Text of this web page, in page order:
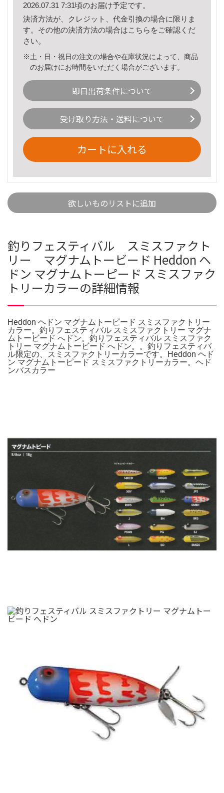
2026.07.31 7:31頃のお届け予定です。
決済方法が、クレジット、代金引換の場合に限りま
す。その他の決済方法の場合はこちら をご確認くだ
さい。
※土・日・祝日の注文の場合や在庫状況によって、商品
のお届けにお時間をいただく場合がございます。
即日出荷条件について
受け取り方法・送料について
カートに入れる
欲しいものリストに追加
釣りフェスティバル スミスファクト
リー マグナムトービード Heddon ヘ
ドン マグナムトーピード スミスファク
トリーカラーの詳細情報
Heddon ヘドン マグナムトーピード スミスファクトリー
カラー。釣りフェスティバル スミスファクトリー マグナ
ムトービード へドン。釣りフェスティバル スミスファク
トリー マグナムトービード へドン。。釣りフェスティバ
ル限定の、スミスファクトリーカラーです。Heddon ヘド
ン マグナムトーピード スミスファクトリーカラー。ヘド
ンバスカラー